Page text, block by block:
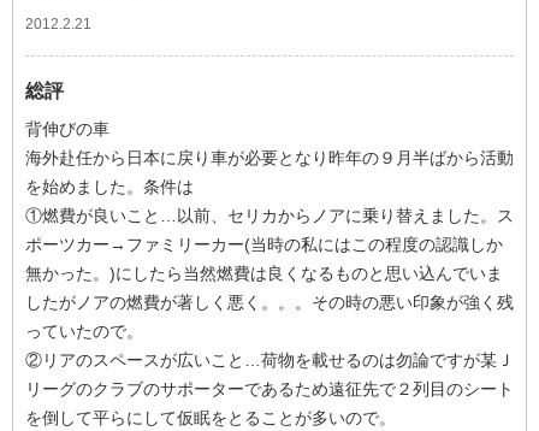
2012.2.21
総評
背伸びの車
海外赴任から日本に戻り車が必要となり昨年の９月半ばから活動
を始めました。条件は
①燃費が良いこと…以前、セリカからノアに乗り替えました。ス
ポーツカー→ファミリーカー(当時の私にはこの程度の認識しか
無かった。)にしたら当然燃費は良くなるものと思い込んでいま
したがノアの燃費が著しく悪く。。。その時の悪い印象が強く残
っていたので。
②リアのスペースが広いこと…荷物を載せるのは勿論ですが某Ｊ
リーグのクラブのサポーターであるため遠征先で２列目のシート
を倒して平らにして仮眠をとることが多いので。